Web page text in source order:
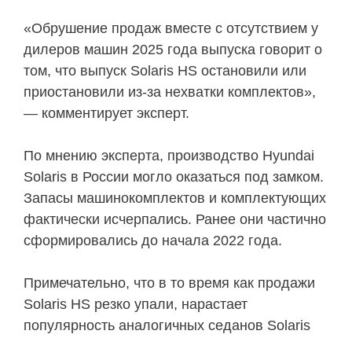
«Обрушение продаж вместе с отсутствием у
дилеров машин 2025 года выпуска говорит о
том, что выпуск Solaris HS остановили или
приостановили из-за нехватки комплектов»,
— комментирует эксперт.
По мнению эксперта, производство Hyundai
Solaris в России могло оказаться под замком.
Запасы машинокомплектов и комплектующих
фактически исчерпались. Ранее они частично
сформировались до начала 2022 года.
Примечательно, что в то время как продажи
Solaris HS резко упали, нарастает
популярность аналогичных седанов Solaris